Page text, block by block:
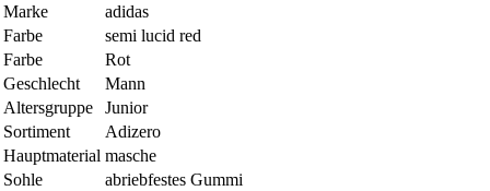
Marke
adidas
Farbe
semi lucid red
Farbe
Rot
Geschlecht
Mann
Altersgruppe
Junior
Sortiment
Adizero
Hauptmaterial masche
Sohle
abriebfestes Gummi